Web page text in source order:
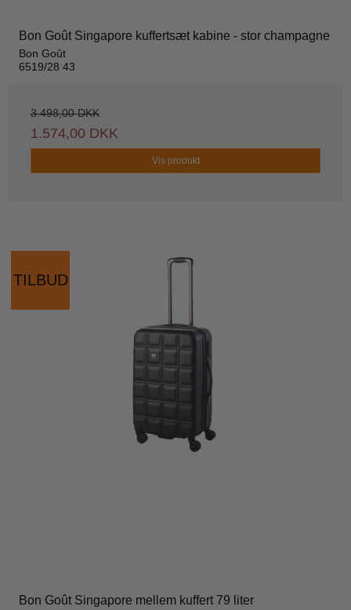
Bon Goût Singapore kuffertsæt kabine - stor champagne
Bon Goût
6519/28 43
3.498,00 DKK
1.574,00 DKK
Vis produkt
TILBUD
Bon Goût Singapore mellem kuffert 79 liter